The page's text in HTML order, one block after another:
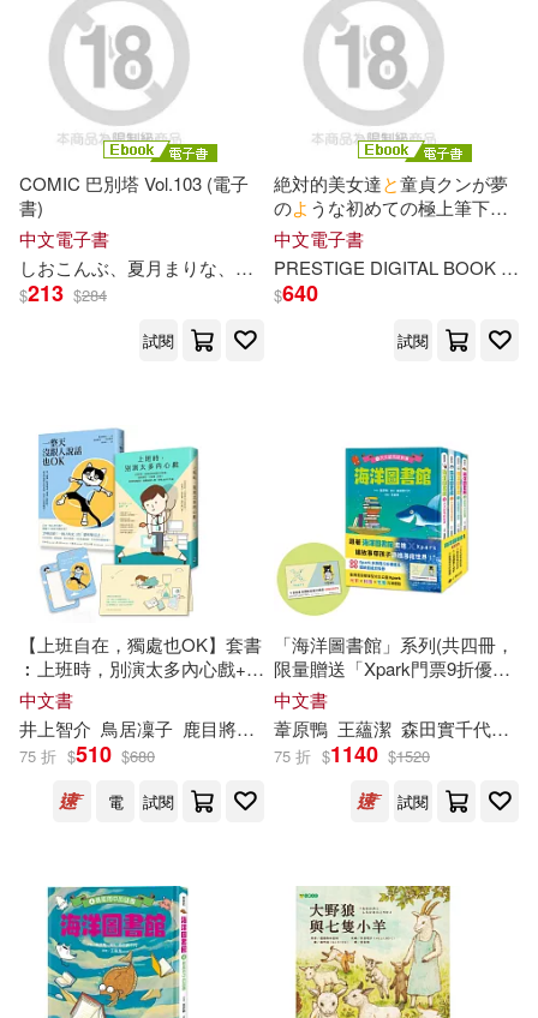
COMIC 巴別塔 Vol.103 (電子
書)
中文電子書
しおこんぶ、夏月まりな、ふじざら し、risui、たこねる、小林
$213 $284
試閱
絶対的美女達と童貞クンが夢
のよ うな初めての極上筆下ろ
しSEX BEST vol.01 (電子書)
中文電子書
PRESTIGE DIGITAL BOOK SERIES
$640
試閱
【上班自在，獨處也OK】套書
︰上班時，別演太多內心戲+一
整天沒跟人說話也OK(附贈自
我打氣收納夾+樂活貓咪票卡
套)
中文書
井上智介 鳥居凜子 鹿目將至 楊詠婷
75 折 $510 $680
電
試閱
「海洋圖書館」系列(共四冊，
限量贈送「Xpark門票9折優惠
及摺紙套組兌換券」)
中文書
葦原鴨 王蘊潔 森田實千代（森田
75 折 $1140 $1520
試閱